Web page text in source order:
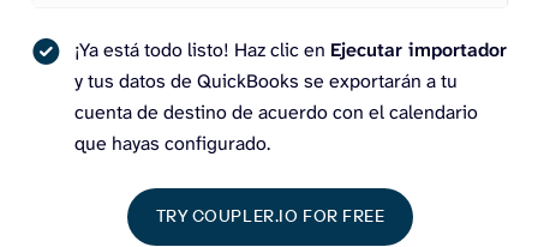
¡Ya está todo listo! Haz clic en Ejecutar importador
y tus datos de QuickBooks se exportarán a tu
cuenta de destino de acuerdo con el calendario
que hayas configurado.
TRY COUPLER.IO FOR FREE